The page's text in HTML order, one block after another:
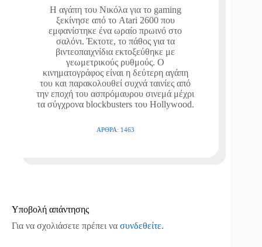
Η αγάπη του Νικόλα για το gaming
ξεκίνησε από το Atari 2600 που
εμφανίστηκε ένα ωραίο πρωινό στο
σαλόνι. Έκτοτε, το πάθος για τα
βιντεοπαιχνίδια εκτοξεύθηκε με
γεωμετρικούς ρυθμούς. Ο
κινηματογράφος είναι η δεύτερη αγάπη
του και παρακολουθεί συχνά ταινίες από
την εποχή του ασπρόμαυρου σινεμά μέχρι
τα σύγχρονα blockbusters του Hollywood.
ΆΡΘΡΑ: 1463
Υποβολή απάντησης
Για να σχολιάσετε πρέπει να συνδεθείτε.